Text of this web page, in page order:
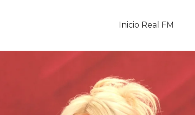
Inicio Real FM
Descarga La APP